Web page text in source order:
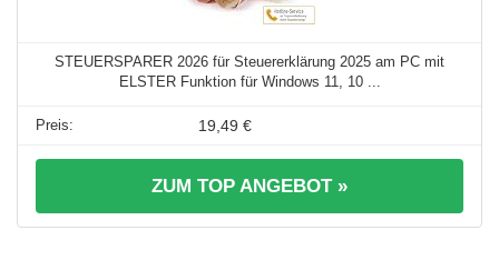
STEUERSPARER 2026 für Steuererklärung 2025 am PC mit
ELSTER Funktion für Windows 11, 10 ...
19,49 €
ZUM TOP ANGEBOT »